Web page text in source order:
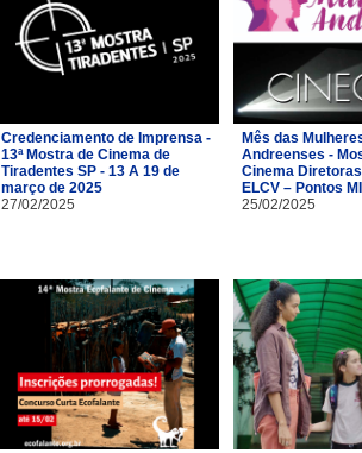
Credenciamento de Imprensa -
13ª Mostra de Cinema de
Tiradentes SP - 13 A 19 de
março de 2025
27/02/2025
Mês das
Andreenses -
Cinema
ELCV – Pontos
25/02/2025